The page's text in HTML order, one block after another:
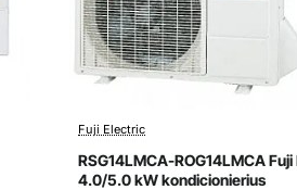
Išpardavimas
Fuji Electric
RSG14LMCA-ROG14LMCA
4.0/5.0 kW kondicionierius